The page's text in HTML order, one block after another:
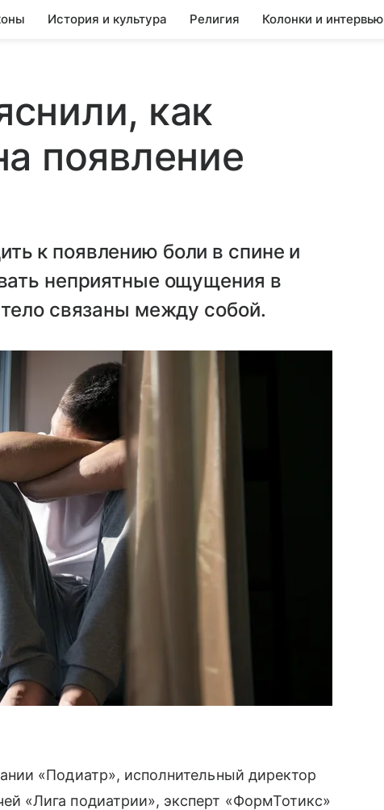
История и культура Религия Колонки и интервью
как
появление
к появлению боли в спине и
неприятные ощущения в
связаны между собой.
«Подиатр», исполнительный директор
«Лига подиатрии», эксперт «ФормТотикс»